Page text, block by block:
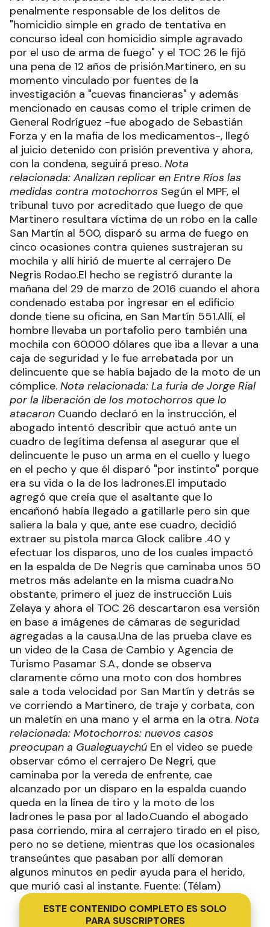
penalmente responsable de los delitos de
"homicidio simple en grado de tentativa en
concurso ideal con homicidio simple agravado
por el uso de arma de fuego" y el TOC 26 le fijó
una pena de 12 años de prisión.Martinero, en su
momento vinculado por fuentes de la
investigación a "cuevas financieras" y además
mencionado en causas como el triple crimen de
General Rodríguez -fue abogado de Sebastián
Forza y en la mafia de los medicamentos-, llegó
al juicio detenido con prisión preventiva y ahora,
con la condena, seguirá preso. Nota
relacionada: Analizan replicar en Entre Ríos las
medidas contra motochorros Según el MPF, el
tribunal tuvo por acreditado que luego de que
Martinero resultara víctima de un robo en la calle
San Martín al 500, disparó su arma de fuego en
cinco ocasiones contra quienes sustrajeran su
mochila y allí hirió de muerte al cerrajero De
Negris Rodao.El hecho se registró durante la
mañana del 29 de marzo de 2016 cuando el ahora
condenado estaba por ingresar en el edificio
donde tiene su oficina, en San Martín 551.Allí, el
hombre llevaba un portafolio pero también una
mochila con 60.000 dólares que iba a llevar a una
caja de seguridad y le fue arrebatada por un
delincuente que se había bajado de la moto de un
cómplice. Nota relacionada: La furia de Jorge Rial
por la liberación de los motochorros que lo
atacaron Cuando declaró en la instrucción, el
abogado intentó describir que actuó ante un
cuadro de legítima defensa al asegurar que el
delincuente le puso un arma en el cuello y luego
en el pecho y que él disparó "por instinto" porque
era su vida o la de los ladrones.El imputado
agregó que creía que el asaltante que lo
encañonó había llegado a gatillarle pero sin que
saliera la bala y que, ante ese cuadro, decidió
extraer su pistola marca Glock calibre .40 y
efectuar los disparos, uno de los cuales impactó
en la espalda de De Negris que caminaba unos 50
metros más adelante en la misma cuadra.No
obstante, primero el juez de instrucción Luis
Zelaya y ahora el TOC 26 descartaron esa versión
en base a imágenes de cámaras de seguridad
agregadas a la causa.Una de las prueba clave es
un video de la Casa de Cambio y Agencia de
Turismo Pasamar S.A., donde se observa
claramente cómo una moto con dos hombres
sale a toda velocidad por San Martín y detrás se
ve corriendo a Martinero, de traje y corbata, con
un maletín en una mano y el arma en la otra. Nota
relacionada: Motochorros: nuevos casos
preocupan a Gualeguaychú En el video se puede
observar cómo el cerrajero De Negri, que
caminaba por la vereda de enfrente, cae
alcanzado por un disparo en la espalda cuando
queda en la línea de tiro y la moto de los
ladrones le pasa por al lado.Cuando el abogado
pasa corriendo, mira al cerrajero tirado en el piso,
pero no se detiene, mientras que los ocasionales
transeúntes que pasaban por allí demoran
algunos minutos en pedir ayuda para el herido,
que murió casi al instante. Fuente: (Télam)
ESTE CONTENIDO COMPLETO ES SOLO
PARA SUSCRIPTORES